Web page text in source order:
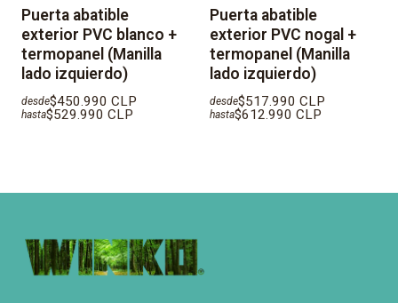
Puerta abatible
exterior PVC blanco +
termopanel (Manilla
lado izquierdo)
desde$450.990 CLP
hasta$529.990 CLP
Puerta abatible
exterior PVC nogal +
termopanel (Manilla
lado izquierdo)
desde$517.990 CLP
hasta$612.990 CLP